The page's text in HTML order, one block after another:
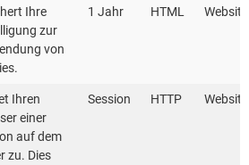
Ihre
zur
von
1 Jahr HTML Website
Ihren
einer
auf dem
zu. Dies
Session HTTP Website